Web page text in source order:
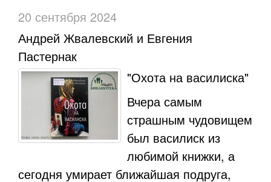
20 сентября 2024
Андрей Жвалевский и Евгения
Пастернак
"Охота на василиска"
Вчера самым
страшным чудовищем
был василиск из
любимой книжки, а
сегодня умирает ближайшая подруга,